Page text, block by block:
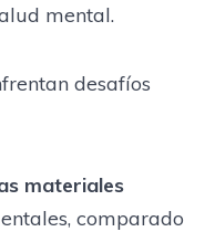
mental.
desafíos
materiales
comparado